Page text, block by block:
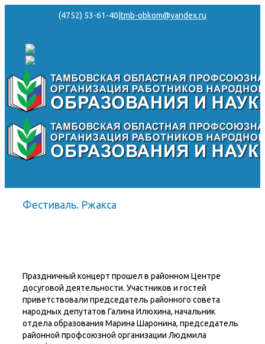
(4752) 53-61-40 tmb-obkom@yandex.ru
Фестиваль. Ржакса
Праздничный концерт прошел в районном Центре
досуговой деятельности. Участников и гостей
приветствовали председатель районного совета
народных депутатов Галина Илюхина, начальник
отдела образования Марина Шаронина, председатель
районной профсоюзной организации Людмила